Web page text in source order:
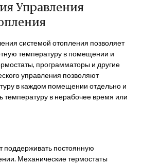
Управления
системой отопления позволяет
температуру в помещении и
программаторы и другие
управления позволяют
в каждом помещении отдельно и
температуру в нерабочее время или
поддерживать постоянную
Механические термостаты